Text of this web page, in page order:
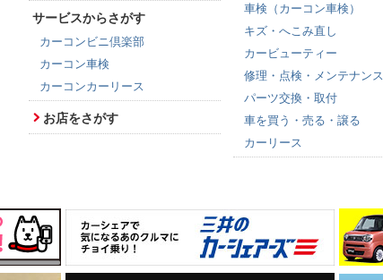
サービスからさがす
カーコンビニ倶楽部
カーコン車検
カーコンカーリース
お店をさがす
車検（カーコン車検）
キズ・へこみ直し
カービューティー
修理・点検・メンテナンス
パーツ交換・取付
車を買う・売る・譲る
カーリース